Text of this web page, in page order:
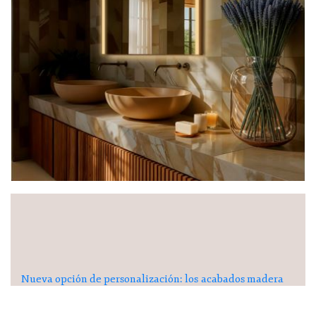
Nueva opción de personalización: los acabados madera